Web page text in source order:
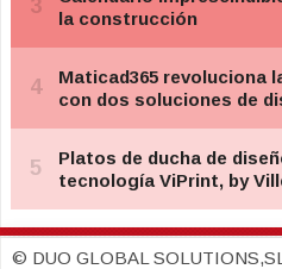
© DUO GLOBAL